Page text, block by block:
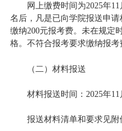
网上缴费时间为2025年
名后，凡是已向学院报送申
缴纳200元报考费。未在规定
格。不符合报考要求缴纳报考
（二）材料报送
材料报送时间：2025年
报送材料清单和要求见附